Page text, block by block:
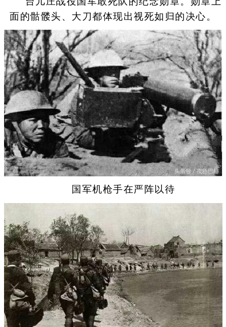
面的骷髅头、大刀都体现出视死如归的决心。
国军机枪手在严阵以待